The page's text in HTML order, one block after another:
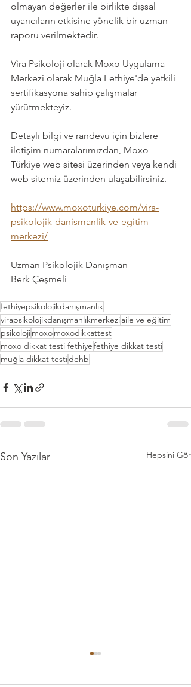
olmayan değerler ile birlikte dışsal
uyarıcıların etkisine yönelik bir uzman
raporu verilmektedir.
Vira Psikoloji olarak Moxo Uygulama
Merkezi olarak Muğla Fethiye'de yetkili
sertifikasyona sahip çalışmalar
yürütmekteyiz.
Detaylı bilgi ve randevu için bizlere
iletişim numaralarımızdan, Moxo
Türkiye web sitesi üzerinden veya kendi
web sitemiz üzerinden ulaşabilirsiniz.
https://www.moxoturkiye.com/vira-
psikolojik-danismanlik-ve-egitim-
merkezi/
Uzman Psikolojik Danışman
Berk Çeşmeli
fethiyepsikolojikdanışmanlık
virapsikolojikdanışmanlıkmerkeziaile ve eğitim
psikolojimoxomoxodikkattest
moxo dikkat testi fethiyefethiye dikkat testi
muğla dikkat testidehb
Son Yazılar Hepsini Gör